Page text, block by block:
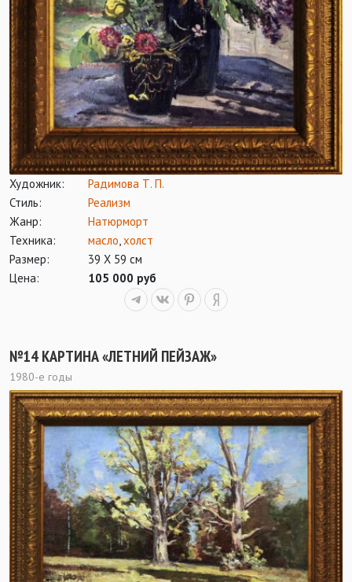
Художник:
Радимова Т. П.
Стиль:
Реализм
Жанр:
Натюрморт
Техника:
масло холст
Размер:
39 Х 59 см
Цена:
105 000 руб
№14 КАРТИНА «ЛЕТНИЙ ПЕЙЗАЖ»
1980-е годы